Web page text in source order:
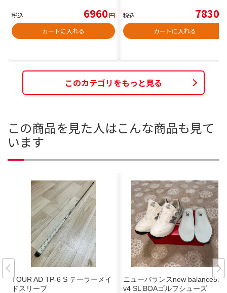
税込 6960円
カートに入れる
税込 7830
カートに入れる
このカテゴリをもっと見る
この商品を見た人はこんな商品も見て
います
TOUR AD TP-6 S テーラーメイ
ドスリーブ
ニューバランスnew balance574
v4 SL BOAゴルフシューズ